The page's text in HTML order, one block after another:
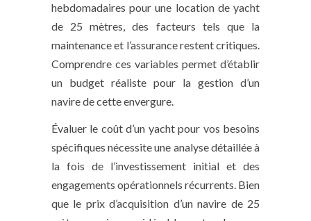
hebdomadaires pour une location de yacht
de 25 mètres, des facteurs tels que la
maintenance et l’assurance restent critiques.
Comprendre ces variables permet d’établir
un budget réaliste pour la gestion d’un
navire de cette envergure.
Évaluer le coût d’un yacht pour vos besoins
spécifiques nécessite une analyse détaillée à
la fois de l’investissement initial et des
engagements opérationnels récurrents. Bien
que le prix d’acquisition d’un navire de 25